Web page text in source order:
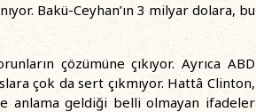
Bakü-Ceyhan’ın 3 milyar dolara, bu
çözümüne çıkıyor. Ayrıca ABD
çok da sert çıkmıyor. Hattâ Clinton,
anlama geldiği belli olmayan ifadeler